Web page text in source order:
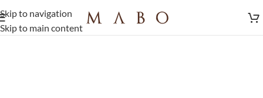
Skip to navigation
Skip to main content